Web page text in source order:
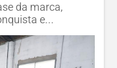
da marca,
e...